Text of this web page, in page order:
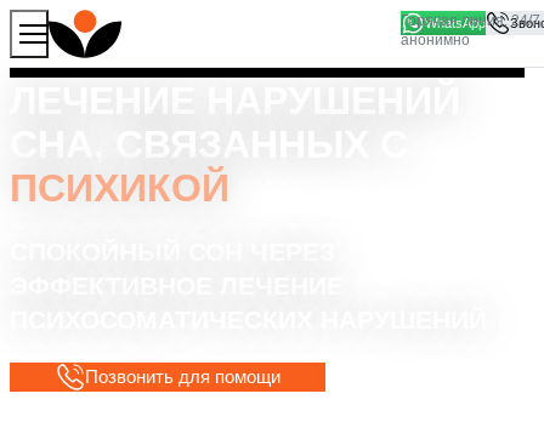
WhatsApp
ПСИХИКОЙ
Позвонить для помощи
Продолжая работу с сайтом, вы соглашаетесь на то, что
мы используем файлы
Хорошо